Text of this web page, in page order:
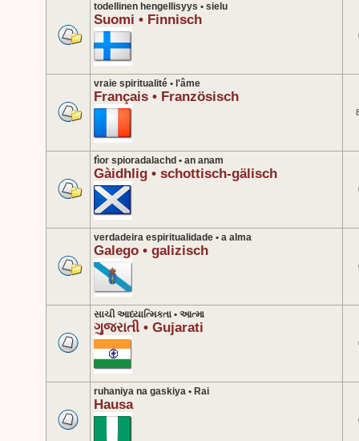
todellinen hengellisyys • sielu
Suomi • Finnisch
vraie spiritualité • l'âme
Français • Französisch
fìor spioradalachd • an anam
Gàidhlig • schottisch-gälisch
verdadeira espiritualidade • a alma
Galego • galizisch
સાચી આધ્યાત્મિકતા • આત્મા
ગુજરાતી • Gujarati
ruhaniya na gaskiya • Rai
Hausa